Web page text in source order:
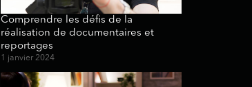
Comprendre les défis de la
réalisation de documentaires et
reportages
1 janvier 2024